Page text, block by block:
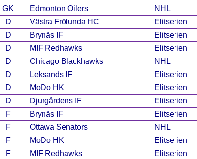
GK Edmonton Oilers NHL
D Västra Frölunda HC Elitserien
D Brynäs IF Elitserien
D MIF Redhawks Elitserien
D Chicago Blackhawks NHL
D Leksands IF Elitserien
D MoDo HK Elitserien
D Djurgårdens IF Elitserien
F Brynäs IF Elitserien
F Ottawa Senators NHL
F MoDo HK Elitserien
F MIF Redhawks Elitserien